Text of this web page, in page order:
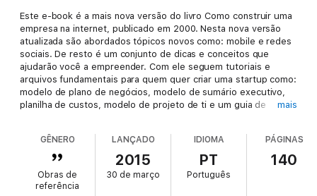
Este e-book é a mais nova versão do livro Como construir uma
empresa na internet, publicado em 2000. Nesta nova versão
atualizada são abordados tópicos novos como: mobile e redes
sociais. De resto é um conjunto de dicas e conceitos que
ajudarão você a empreender. Com ele seguem tutoriais e
arquivos fundamentais para quem quer criar uma startup como:
modelo de plano de negócios, modelo de sumário executivo,
planilha de custos, modelo de projeto de ti e um guia de
mais
GÊNERO
Obras de
referência
LANÇADO
2015
30 de março
IDIOMA
PT
Português
PÁGINAS
140